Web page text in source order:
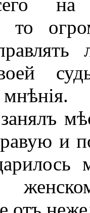
на
то
мнѣнія.
и